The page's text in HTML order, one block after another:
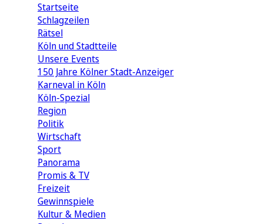
Startseite
Schlagzeilen
Rätsel
Köln und Stadtteile
Unsere Events
150 Jahre Kölner Stadt-Anzeiger
Karneval in Köln
Köln-Spezial
Region
Politik
Wirtschaft
Sport
Panorama
Promis & TV
Freizeit
Gewinnspiele
Kultur & Medien